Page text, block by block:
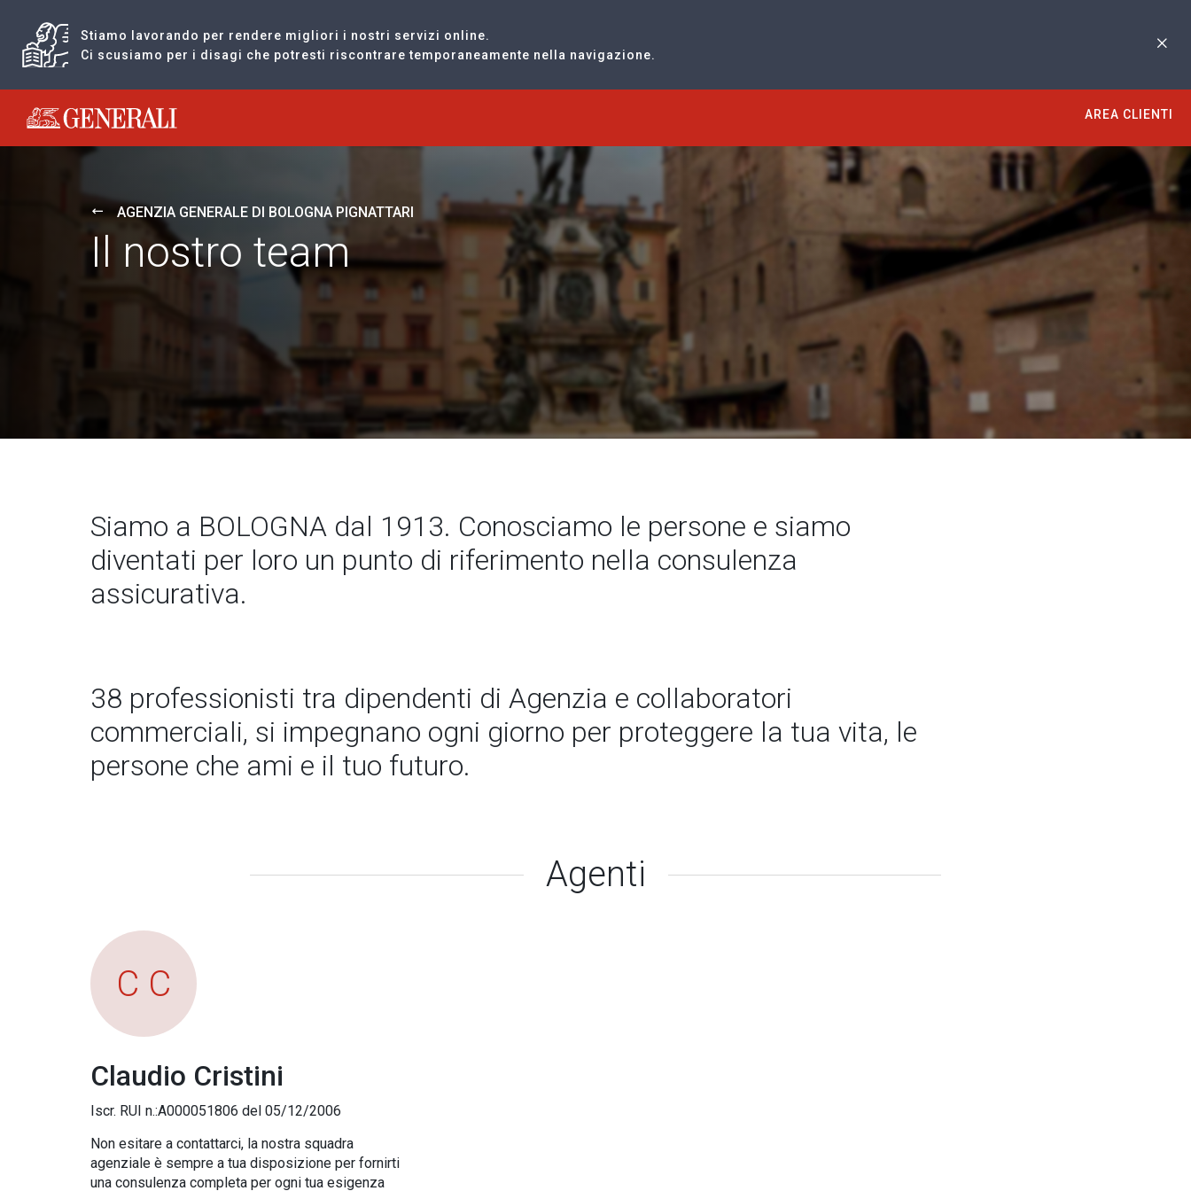
Stiamo lavorando per rendere migliori i nostri servizi online.
Ci scusiamo per i disagi che potresti riscontrare temporaneamente nella navigazione.
Generali logo
AREA CLIENTI
AGENZIA GENERALE DI BOLOGNA PIGNATTARI
Il nostro team
Siamo a BOLOGNA dal 1913. Conosciamo le persone e siamo
diventati per loro un punto di riferimento nella consulenza
assicurativa.
38 professionisti tra dipendenti di Agenzia e collaboratori
commerciali, si impegnano ogni giorno per proteggere la tua vita, le
persone che ami e il tuo futuro.
Agenti
C C
Claudio Cristini
Iscr. RUI n.:A000051806 del 05/12/2006
Non esitare a contattarci, la nostra squadra
agenziale è sempre a tua disposizione per fornirti
una consulenza completa per ogni tua esigenza